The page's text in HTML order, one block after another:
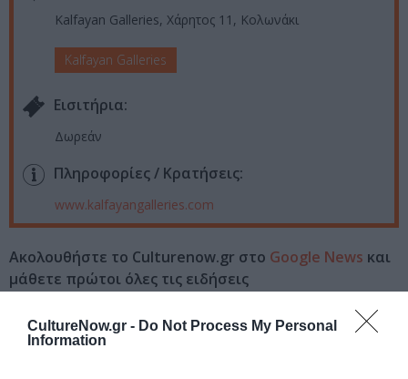
CultureNow.gr - Do Not Process My Personal
Information
Kalfayan Galleries, Χάρητος 11, Κολωνάκι
Kalfayan Galleries
Eισιτήρια:
Δωρεάν
Πληροφορίες / Κρατήσεις:
www.kalfayangalleries.com
Ακολουθήστε το Culturenow.gr στο Google News και
μάθετε πρώτοι όλες τις ειδήσεις
Δείτε όλα τατελευταία νέαγια την Τέχνη και τον
Πολιτισμό στο